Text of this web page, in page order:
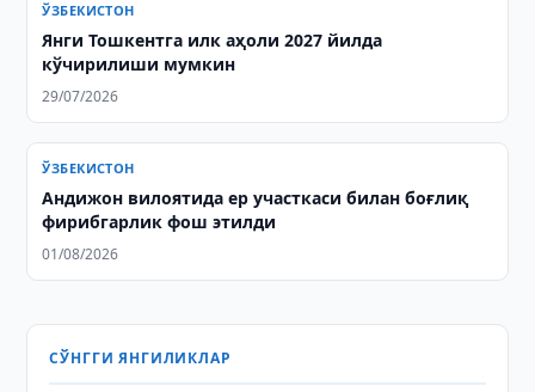
ЎЗБЕКИСТОН
Янги Тошкентга илк аҳоли 2027 йилда
кўчирилиши мумкин
29/07/2026
ЎЗБЕКИСТОН
Андижон вилоятида ер участкаси билан боғлиқ
фирибгарлик фош этилди
01/08/2026
СЎНГГИ ЯНГИЛИКЛАР